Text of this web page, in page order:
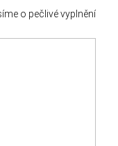
o pečlivé vyplnění